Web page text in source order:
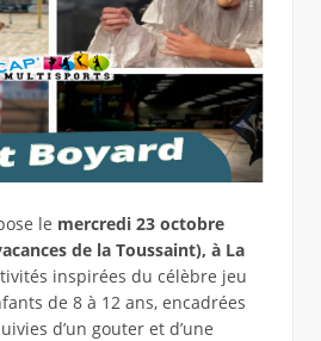
le mercredi 23 octobre
de la Toussaint), à La
inspirées du célèbre jeu
de 8 à 12 ans, encadrées
d’un gouter et d’une